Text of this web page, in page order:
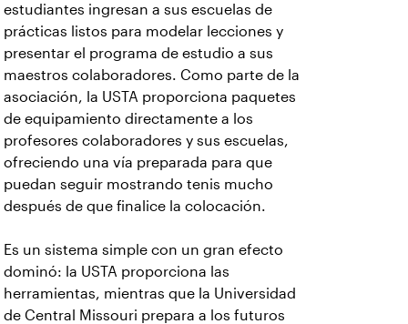
estudiantes ingresan a sus escuelas de
prácticas listos para modelar lecciones y
presentar el programa de estudio a sus
maestros colaboradores. Como parte de la
asociación, la USTA proporciona paquetes
de equipamiento directamente a los
profesores colaboradores y sus escuelas,
ofreciendo una vía preparada para que
puedan seguir mostrando tenis mucho
después de que finalice la colocación.
Es un sistema simple con un gran efecto
dominó: la USTA proporciona las
herramientas, mientras que la Universidad
de Central Missouri prepara a los futuros